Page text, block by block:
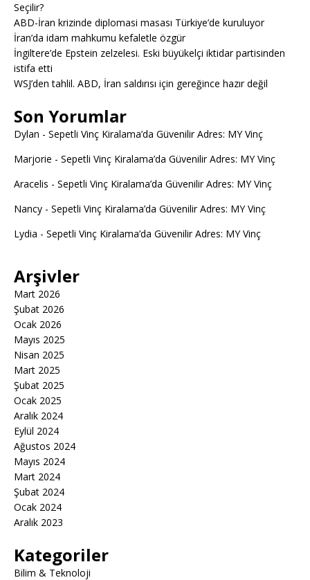
Seçilir?
ABD-İran krizinde diplomasi masası Türkiye’de kuruluyor
İran’da idam mahkumu kefaletle özgür
İngiltere’de Epstein zelzelesi. Eski büyükelçi iktidar partisinden
istifa etti
WSJ’den tahlil. ABD, İran saldırısı için gereğince hazır değil
Son Yorumlar
Dylan - Sepetli Vinç Kiralama’da Güvenilir Adres: MY Vinç
Marjorie - Sepetli Vinç Kiralama’da Güvenilir Adres: MY Vinç
Aracelis - Sepetli Vinç Kiralama’da Güvenilir Adres: MY Vinç
Nancy - Sepetli Vinç Kiralama’da Güvenilir Adres: MY Vinç
Lydia - Sepetli Vinç Kiralama’da Güvenilir Adres: MY Vinç
Arşivler
Mart 2026
Şubat 2026
Ocak 2026
Mayıs 2025
Nisan 2025
Mart 2025
Şubat 2025
Ocak 2025
Aralık 2024
Eylül 2024
Ağustos 2024
Mayıs 2024
Mart 2024
Şubat 2024
Ocak 2024
Aralık 2023
Kategoriler
Bilim & Teknoloji